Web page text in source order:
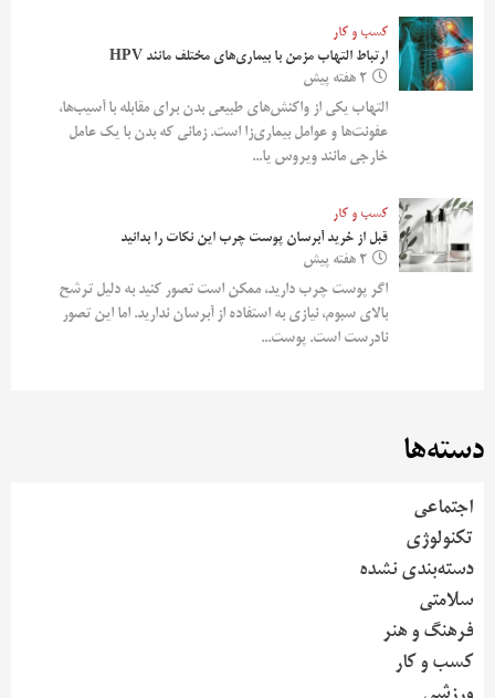
کسب و کار
ارتباط التهاب مزمن با بیماری‌های مختلف مانند HPV
2 هفته پیش
التهاب یکی از واکنش‌های طبیعی بدن برای مقابله با آسیب‌ها،
عفونت‌ها و عوامل بیماری‌زا است. زمانی که بدن با یک عامل
خارجی مانند ویروس یا...
کسب و کار
قبل از خرید آبرسان پوست چرب این نکات را بدانید
2 هفته پیش
اگر پوست چرب دارید، ممکن است تصور کنید به دلیل ترشح
بالای سبوم، نیازی به استفاده از آبرسان ندارید. اما این تصور
نادرست است. پوست...
دسته‌ها
اجتماعی
تکنولوژی
دسته‌بندی نشده
سلامتی
فرهنگ و هنر
کسب و کار